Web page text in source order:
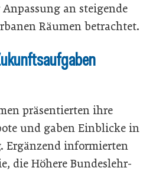
an steigende
Räumen betrachtet.
präsentierten ihre
und gaben Einblicke in
Ergänzend informierten
die Höhere Bundeslehr-